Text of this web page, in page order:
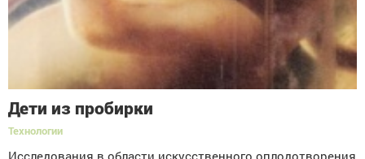
Дети из пробирки
Технологии
Исследования в области искусственного оплодотворения